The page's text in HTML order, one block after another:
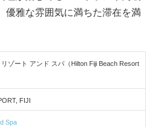
優雅な雰囲気に満ちた滞在を満
ゾート アンド スパ（Hilton Fiji Beach Resort
FIJI
Spa